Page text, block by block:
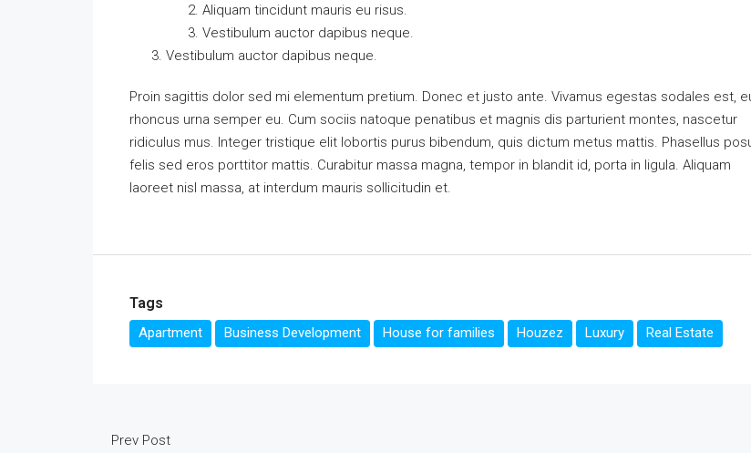
Aliquam tincidunt mauris eu risus.
Vestibulum auctor dapibus neque.
Vestibulum auctor dapibus neque.
Proin sagittis dolor sed mi elementum pretium. Donec et justo ante. Vivamus egestas sodales est,
rhoncus urna semper eu. Cum sociis natoque penatibus et magnis dis parturient montes, nascetur
ridiculus mus. Integer tristique elit lobortis purus bibendum, quis dictum metus mattis. Phasellus
felis sed eros porttitor mattis. Curabitur massa magna, tempor in blandit id, porta in ligula. Aliquam
laoreet nisl massa, at interdum mauris sollicitudin et.
Tags
Apartment Business Development House for families Houzez Luxury Real Estate
Prev Post